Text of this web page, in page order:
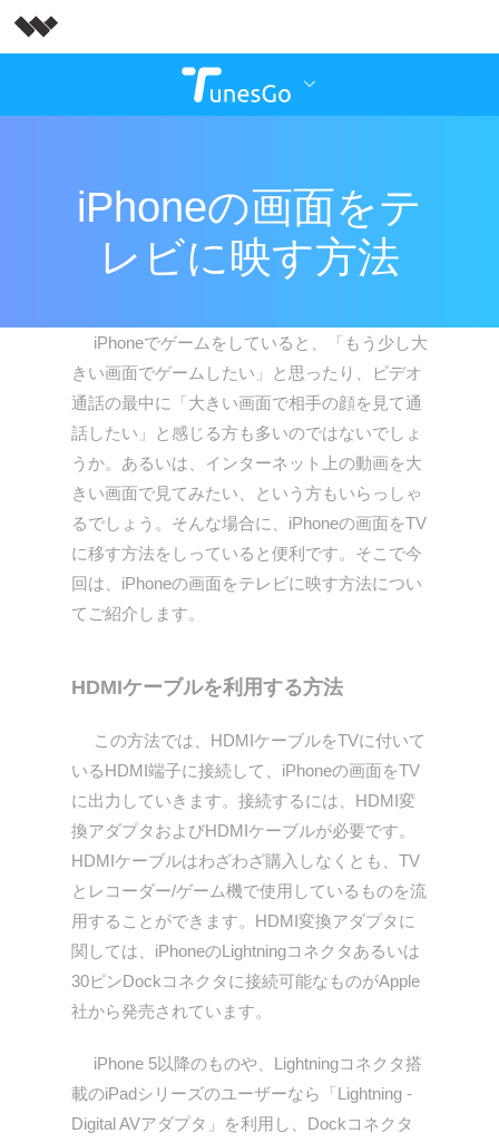
iPhoneの画面をテ
レビに映す方法
iPhoneでゲームをしていると、「もう少し大
きい画面でゲームしたい」と思ったり、ビデオ
通話の最中に「大きい画面で相手の顔を見て通
話したい」と感じる方も多いのではないでしょ
うか。あるいは、インターネット上の動画を大
きい画面で見てみたい、という方もいらっしゃ
るでしょう。そんな場合に、iPhoneの画面をTV
に移す方法をしっていると便利です。そこで今
回は、iPhoneの画面をテレビに映す方法につい
てご紹介します。
HDMIケーブルを利用する方法
この方法では、HDMIケーブルをTVに付いて
いるHDMI端子に接続して、iPhoneの画面をTV
に出力していきます。接続するには、HDMI変
換アダプタおよびHDMIケーブルが必要です。
HDMIケーブルはわざわざ購入しなくとも、TV
とレコーダー/ゲーム機で使用しているものを流
用することができます。HDMI変換アダプタに
関しては、iPhoneのLightningコネクタあるいは
30ピンDockコネクタに接続可能なものがApple
社から発売されています。
iPhone 5以降のものや、Lightningコネクタ搭
載のiPadシリーズのユーザーなら「Lightning -
Digital AVアダプタ」を利用し、Dockコネクタ